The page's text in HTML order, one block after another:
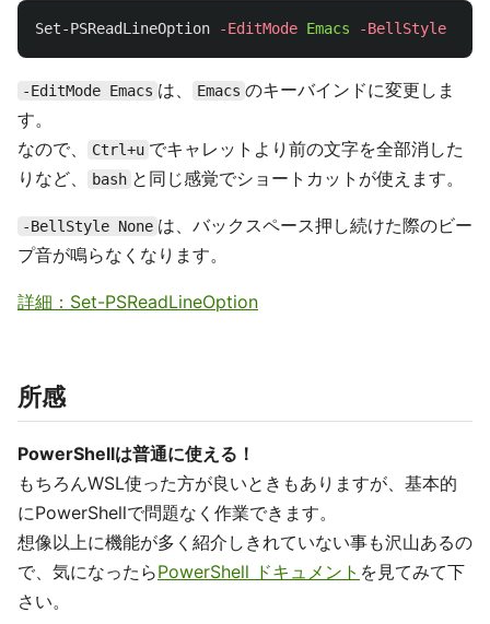
Set-PSReadLineOption -EditMode Emacs -BellStyle
-EditMode Emacs は、 Emacs のキーバインドに変更しま
す。
なので、
Ctrl+u でキャレットより前の文字を全部消した
りなど、
bash と同じ感覚でショートカットが使えます。
-BellStyle None は、バックスペース押し続けた際のビー
プ音が鳴らなくなります。
詳細：Set-PSReadLineOption
所感
PowerShellは普通に使える！
もちろんWSL使った方が良いときもありますが、基本的
にPowerShellで問題なく作業できます。
想像以上に機能が多く紹介しきれていない事も沢山あるの
で、気になったらPowerShell ドキュメント を見てみて下
さい。